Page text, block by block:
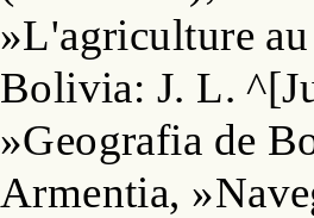
»L'agriculture
Bolivia: J. L.
»Geografia de
Armentia,